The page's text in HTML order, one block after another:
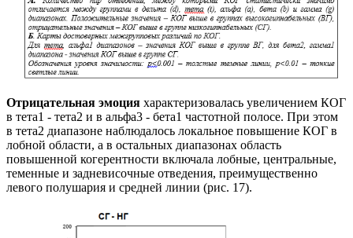
Отрицательная эмоция характеризовалась увеличением КОГ
в тета1 - тета2 и в альфа3 - бета1 частотной полосе. При этом
в тета2 диапазоне наблюдалось локальное повышение КОГ в
лобной области, а в остальных диапазонах область
повышенной когерентности включала лобные, центральные,
теменные и задневисочные отведения, преимущественно
левого полушария и средней линии (рис. 17).